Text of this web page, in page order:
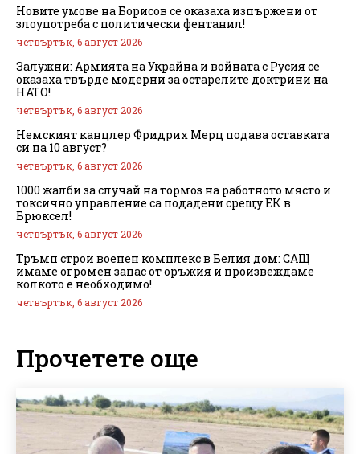
Новите умове на Борисов се оказаха изпържени от
злоупотреба с политически фентанил!
четвъртък, 6 август 2026
Залужни: Армията на Украйна и войната с Русия се
оказаха твърде модерни за остарелите доктрини на
НАТО!
четвъртък, 6 август 2026
Немският канцлер Фридрих Мерц подава оставката
си на 10 август?
четвъртък, 6 август 2026
1000 жалби за случай на тормоз на работното място и
токсично управление са подадени срещу ЕК в
Брюксел!
четвъртък, 6 август 2026
Тръмп строи военен комплекс в Белия дом: САЩ
имаме огромен запас от оръжия и произвеждаме
колкото е необходимо!
четвъртък, 6 август 2026
Прочетете още